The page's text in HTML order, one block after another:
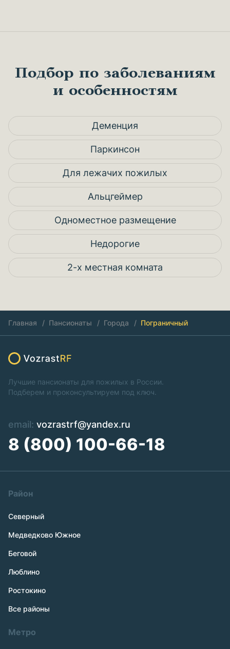
Подбор по заболеваниям
и особенностям
Деменция
Паркинсон
Для лежачих пожилых
Альцгеймер
Одноместное размещение
Недорогие
2-х местная комната
Главная Пансионаты Города Пограничный
Лучшие пансионаты для пожилых в России.
Подберем и проконсультируем под ключ.
email: vozrastrf@yandex.ru
8 (800) 100-66-18
Район
Северный
Медведково Южное
Беговой
Люблино
Ростокино
Все районы
Метро